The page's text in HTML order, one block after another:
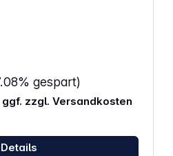
gespart)
zzgl. Versandkosten
Details